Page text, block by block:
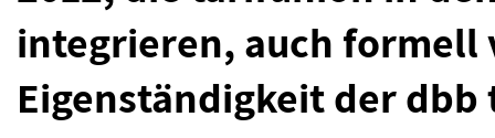
integrieren, auch formell
Eigenständigkeit der